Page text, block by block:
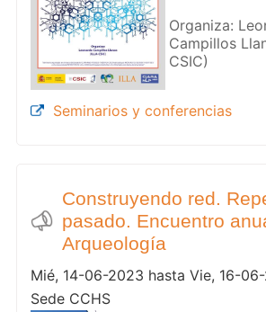
Organiza:
Campillos
CSIC)
Seminarios y conferencias
Construyendo red.
pasado. Encuentro
Arqueología
Mié, 14-06-2023 hasta Vie, 16-
Sede CCHS